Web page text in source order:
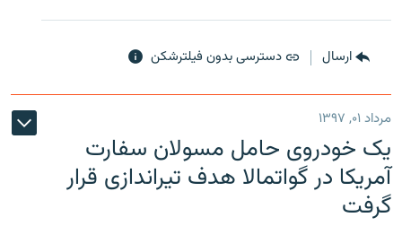
ارسال دسترسی بدون فیلترشکن
مرداد ۰۱, ۱۳۹۷
یک خودروی حامل مسولان سفارت
آمریکا در گواتمالا هدف تیراندازی قرار
گرفت